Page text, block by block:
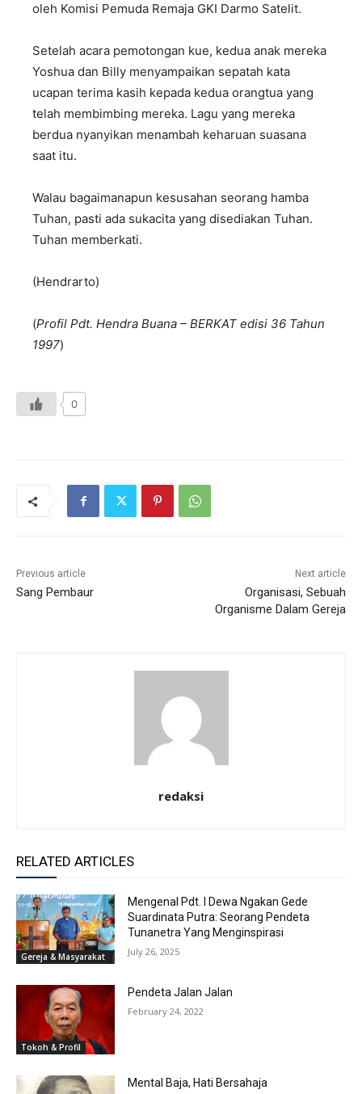
oleh Komisi Pemuda Remaja GKI Darmo Satelit.
Setelah acara pemotongan kue, kedua anak mereka
Yoshua dan Billy menyampaikan sepatah kata
ucapan terima kasih kepada kedua orangtua yang
telah membimbing mereka. Lagu yang mereka
berdua nyanyikan menambah keharuan suasana
saat itu.
Walau bagaimanapun kesusahan seorang hamba
Tuhan, pasti ada sukacita yang disediakan Tuhan.
Tuhan memberkati.
(Hendrarto)
(Profil Pdt. Hendra Buana – BERKAT edisi 36 Tahun
1997)
0
Previous article
Sang Pembaur
Next article
Organisasi, Sebuah
Organisme Dalam Gereja
redaksi
RELATED ARTICLES
Gereja & Masyarakat
Mengenal Pdt. I Dewa Ngakan Gede
Suardinata Putra: Seorang Pendeta
Tunanetra Yang Menginspirasi
July 26, 2025
Tokoh & Profil
Pendeta Jalan Jalan
February 24, 2022
Mental Baja, Hati Bersahaja